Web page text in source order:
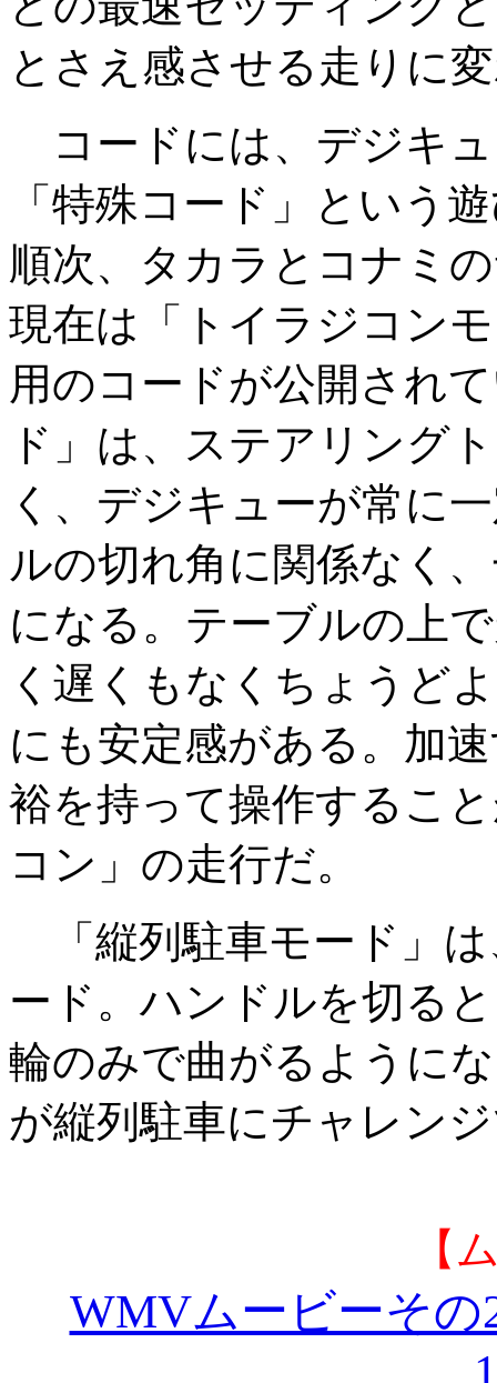
とさえ感させる走りに
コードには、デジキ
「特殊コード」という
順次、タカラとコナミ
現在は「トイラジコン
用のコードが公開され
ド」は、ステアリング
く、デジキューが常に
ルの切れ角に関係なく
になる。テーブルの上
く遅くもなくちょうど
にも安定感がある。加
裕を持って操作するこ
コン」の走行だ。
「縦列駐車モード」
ード。ハンドルを切る
輪のみで曲がるように
が縦列駐車にチャレン
【
WMVムービーその